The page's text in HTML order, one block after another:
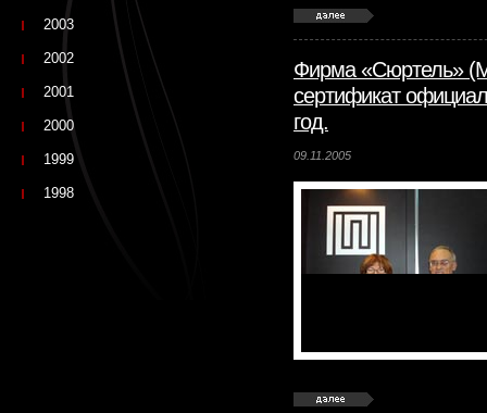
Фирма «Сюртель»
сертификат
год.
09.11.2005
2003
2002
2001
2000
1999
1998